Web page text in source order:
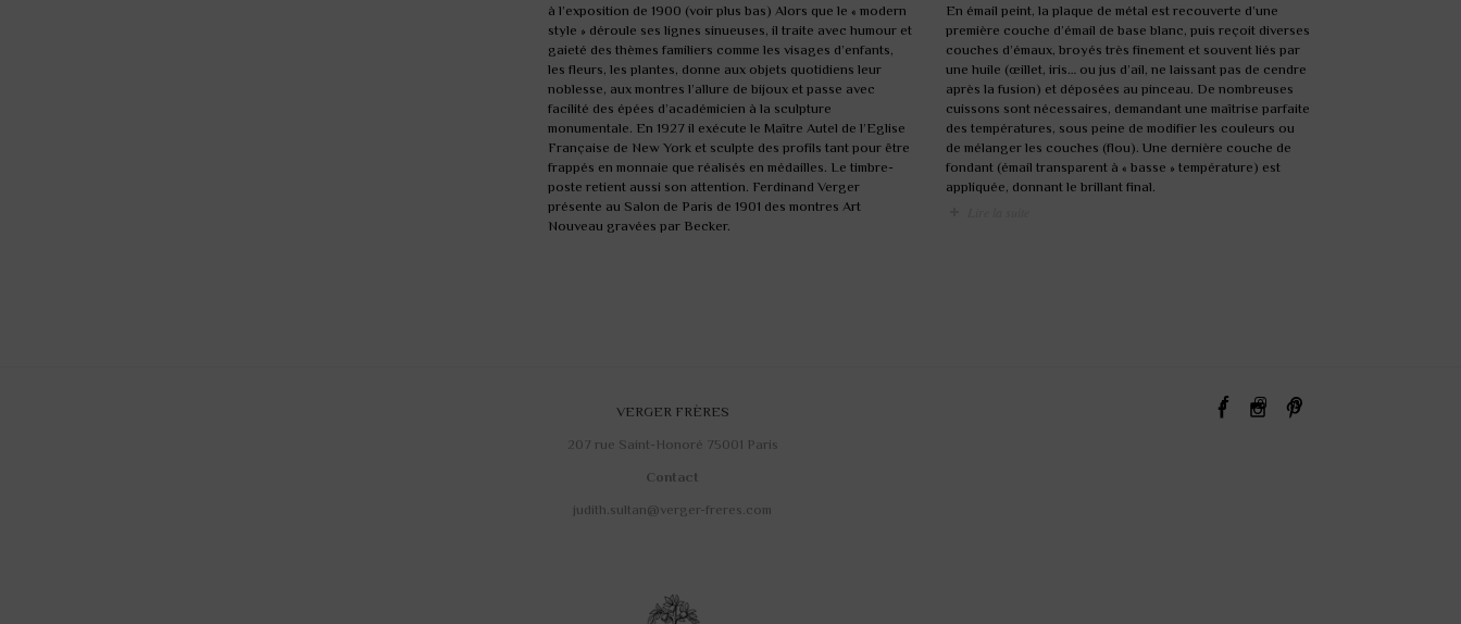
à l’exposition de 1900 (voir plus bas) Alors que le « modern
style » déroule ses lignes sinueuses, il traite avec humour et
gaieté des thèmes familiers comme les visages d’enfants,
les fleurs, les plantes, donne aux objets quotidiens leur
noblesse, aux montres l’allure de bijoux et passe avec
facilité des épées d’académicien à la sculpture
monumentale. En 1927 il exécute le Maître Autel de l’Eglise
Française de New York et sculpte des profils tant pour être
frappés en monnaie que réalisés en médailles. Le timbre-
poste retient aussi son attention. Ferdinand Verger
présente au Salon de Paris de 1901 des montres Art
Nouveau gravées par Becker.
En émail peint, la plaque de métal est recouverte d’une
première couche d’émail de base blanc, puis reçoit diverses
couches d’émaux, broyés très finement et souvent liés par
une huile (œillet, iris… ou jus d’ail, ne laissant pas de cendre
après la fusion) et déposées au pinceau. De nombreuses
cuissons sont nécessaires, demandant une maîtrise parfaite
des températures, sous peine de modifier les couleurs ou
de mélanger les couches (flou). Une dernière couche de
fondant (émail transparent à « basse » température) est
appliquée, donnant le brillant final.
VERGER FRÈRES
207 rue Saint-Honoré 75001 Paris
Contact
judith.sultan@verger-freres.com